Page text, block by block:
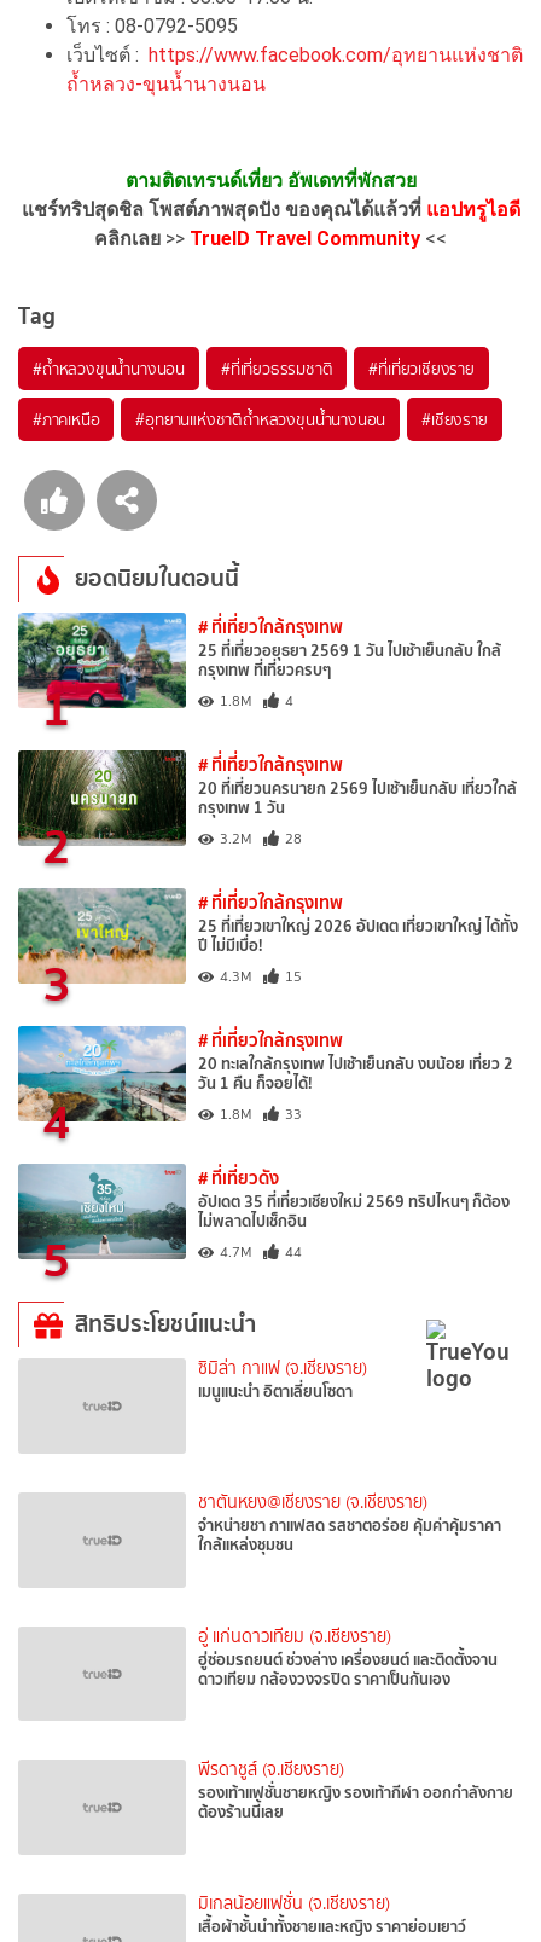
โทร : 08-0792-5095
เว็บไซต์ : https://www.facebook.com/อุทยานแห่งชาติ
ถ้ำหลวง-ขุนน้ำนางนอน
ตามติดเทรนด์เที่ยว อัพเดทที่พักสวย
แชร์ทริปสุดชิล โพสต์ภาพสุดปัง ของคุณได้แล้วที่ แอปทรูไอดี
คลิกเลย >> TrueID Travel Community <<
Tag
#ถ้ำหลวงขุนน้ำนางนอน #ที่เที่ยวธรรมชาติ #ที่เที่ยวเชียงราย
#ภาคเหนือ #อุทยานแห่งชาติถ้ำหลวงขุนน้ำนางนอน #เชียงราย
ยอดนิยมในตอนนี้
1
# ที่เที่ยวใกล้กรุงเทพ
25 ที่เที่ยวอยุธยา 2569 1 วัน ไปเช้าเย็นกลับ ใกล้
กรุงเทพ ที่เที่ยวครบๆ
1.8M 4
2
# ที่เที่ยวใกล้กรุงเทพ
20 ที่เที่ยวนครนายก 2569 ไปเช้าเย็นกลับ เที่ยวใกล้
กรุงเทพ 1 วัน
3.2M 28
3
# ที่เที่ยวใกล้กรุงเทพ
25 ที่เที่ยวเขาใหญ่ 2026 อัปเดต เที่ยวเขาใหญ่ ได้ทั้ง
ปี ไม่มีเบื่อ!
4.3M 15
4
# ที่เที่ยวใกล้กรุงเทพ
20 ทะเลใกล้กรุงเทพ ไปเช้าเย็นกลับ งบน้อย เที่ยว 2
วัน 1 คืน ก็จอยได้!
1.8M 33
5
# ที่เที่ยวดัง
อัปเดต 35 ที่เที่ยวเชียงใหม่ 2569 ทริปไหนๆ ก็ต้อง
ไม่พลาดไปเช็กอิน
4.7M 44
สิทธิประโยชน์แนะนำ
ซิมิล่า กาแฟ (จ.เชียงราย)
เมนูแนะนำ อิตาเลี่ยนโซดา
ชาตันหยง@เชียงราย (จ.เชียงราย)
จำหน่ายชา กาแฟสด รสชาตอร่อย คุ้มค่าคุ้มราคา
ใกล้แหล่งชุมชน
อู่ แก่นดาวเทียม (จ.เชียงราย)
ฮู่ซ่อมรถยนต์ ช่วงล่าง เครื่องยนต์ และติดตั้งจาน
ดาวเทียม กล้องวงจรปิด ราคาเป็นกันเอง
พีรดาชูส์ (จ.เชียงราย)
รองเท้าแฟชั่นชายหญิง รองเท้ากีฬา ออกกำลังกาย
ต้องร้านนี้เลย
มิเกลน้อยแฟชั่น (จ.เชียงราย)
เสื้อผ้าชั้นนำทั้งชายและหญิง ราคาย่อมเยาว์